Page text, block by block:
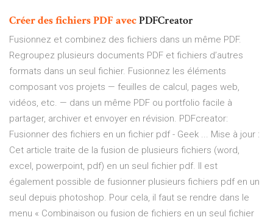
CréerdesfichiersPDFavecPDFCreator
Fusionnez et combinez des fichiers dans un même PDF.
Regroupez plusieurs documents PDF et fichiers d’autres
formats dans un seul fichier. Fusionnez les éléments
composant vos projets — feuilles de calcul, pages web,
vidéos, etc. — dans un même PDF ou portfolio facile à
partager, archiver et envoyer en révision. PDFcreator:
Fusionner des fichiers en un fichier pdf - Geek ... Mise à jour :
Cet article traite de la fusion de plusieurs fichiers (word,
excel, powerpoint, pdf) en un seul fichier pdf. Il est
également possible de fusionner plusieurs fichiers pdf en un
seul depuis photoshop. Pour cela, il faut se rendre dans le
menu « Combinaison ou fusion de fichiers en un seul fichier